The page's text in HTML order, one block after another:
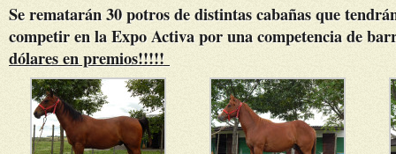
Se rematarán 30 potros de distintas cabañas que
competir en la Expo Activa por una competencia de
dólares en premios!!!!!